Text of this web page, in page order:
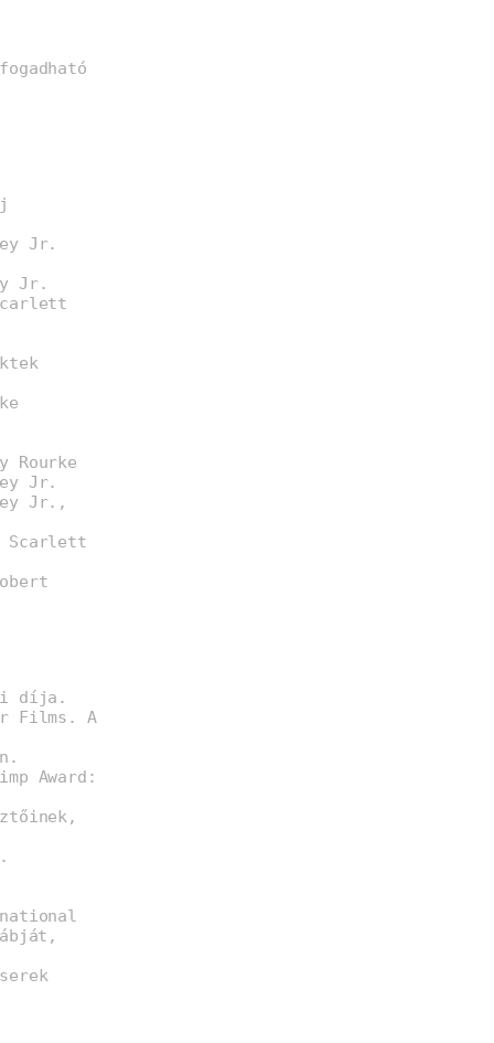
Jr.
Jr.
Rourke
Jr.
Jr.,
Scarlett
díja.
Films. A
Award: